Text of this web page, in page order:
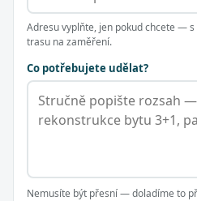
Adresu vyplňte, jen pokud chcete —
trasu na zaměření.
Co potřebujete udělat?
Nemusíte být přesní — doladíme to